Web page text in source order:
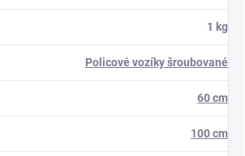
1 kg
Policové vozíky šroubované
60 cm
100 cm